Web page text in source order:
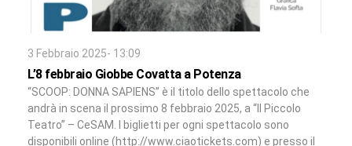
3 Febbraio 2025- 13:09
L’8 febbraio Giobbe Covatta a Potenza
“SCOOP: DONNA SAPIENS” è il titolo dello spettacolo che
andrà in scena il prossimo 8 febbraio 2025, a “Il Piccolo
Teatro” – CeSAM. I biglietti per ogni spettacolo sono
disponibili online (http://www.ciaotickets.com) e presso il